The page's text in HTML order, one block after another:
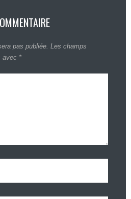
pas publiée. Les champs
avec *